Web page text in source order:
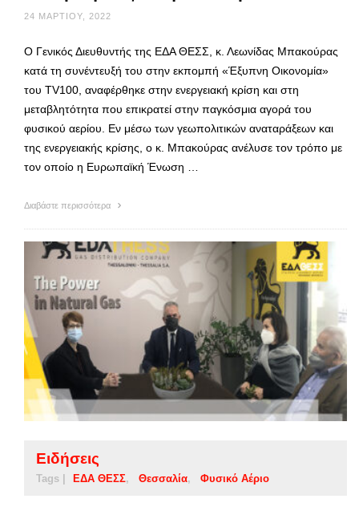
24 ΜΑΡΤΊΟΥ, 2022
Ο Γενικός Διευθυντής της ΕΔΑ ΘΕΣΣ, κ. Λεωνίδας Μπακούρας
κατά τη συνέντευξή του στην εκπομπή «Έξυπνη Οικονομία»
του TV100, αναφέρθηκε στην ενεργειακή κρίση και στη
μεταβλητότητα που επικρατεί στην παγκόσμια αγορά του
φυσικού αερίου. Εν μέσω των γεωπολιτικών αναταράξεων και
της ενεργειακής κρίσης, ο κ. Μπακούρας ανέλυσε τον τρόπο με
τον οποίο η Ευρωπαϊκή Ένωση …
Διαβάστε περισσότερα
Ειδήσεις
Tags | ΕΔΑ ΘΕΣΣ Θεσσαλία Φυσικό Αέριο